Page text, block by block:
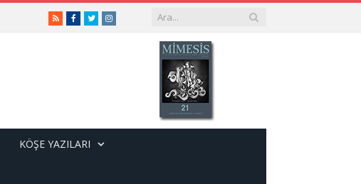
RSSFacebook
TwitterInstagram
KÖŞE YAZILARI